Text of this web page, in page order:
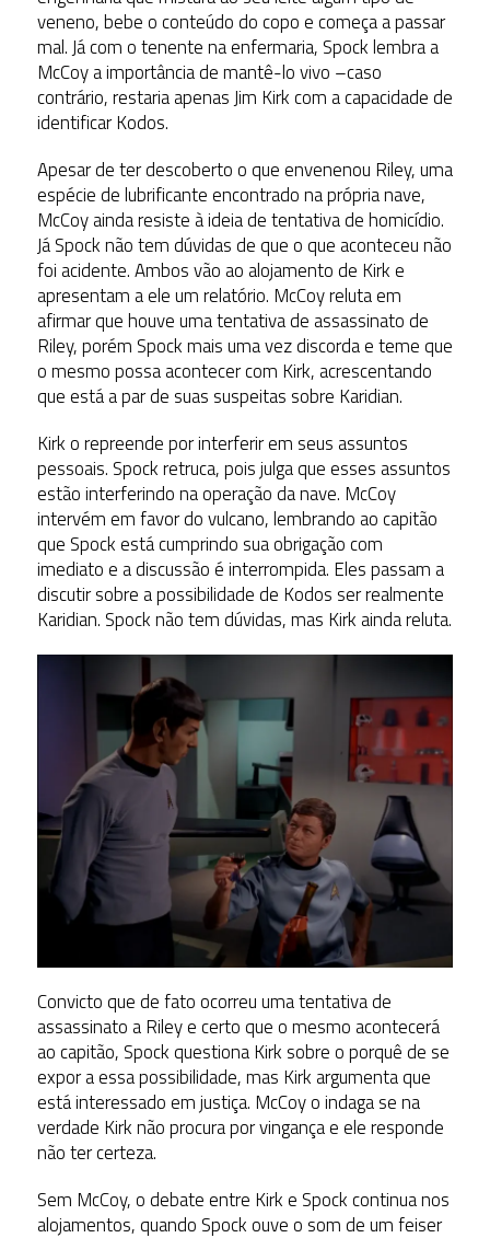
veneno, bebe o conteúdo do copo e começa a passar
mal. Já com o tenente na enfermaria, Spock lembra a
McCoy a importância de mantê-lo vivo –caso
contrário, restaria apenas Jim Kirk com a capacidade de
identificar Kodos.
Apesar de ter descoberto o que envenenou Riley, uma
espécie de lubrificante encontrado na própria nave,
McCoy ainda resiste à ideia de tentativa de homicídio.
Já Spock não tem dúvidas de que o que aconteceu não
foi acidente. Ambos vão ao alojamento de Kirk e
apresentam a ele um relatório. McCoy reluta em
afirmar que houve uma tentativa de assassinato de
Riley, porém Spock mais uma vez discorda e teme que
o mesmo possa acontecer com Kirk, acrescentando
que está a par de suas suspeitas sobre Karidian.
Kirk o repreende por interferir em seus assuntos
pessoais. Spock retruca, pois julga que esses assuntos
estão interferindo na operação da nave. McCoy
intervém em favor do vulcano, lembrando ao capitão
que Spock está cumprindo sua obrigação com
imediato e a discussão é interrompida. Eles passam a
discutir sobre a possibilidade de Kodos ser realmente
Karidian. Spock não tem dúvidas, mas Kirk ainda reluta.
Convicto que de fato ocorreu uma tentativa de
assassinato a Riley e certo que o mesmo acontecerá
ao capitão, Spock questiona Kirk sobre o porquê de se
expor a essa possibilidade, mas Kirk argumenta que
está interessado em justiça. McCoy o indaga se na
verdade Kirk não procura por vingança e ele responde
não ter certeza.
Sem McCoy, o debate entre Kirk e Spock continua nos
alojamentos, quando Spock ouve o som de um feiser